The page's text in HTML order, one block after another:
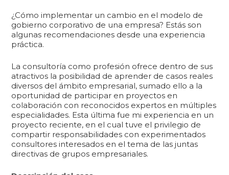
¿Cómo implementar un cambio en el modelo de
gobierno corporativo de una empresa? Estás son
algunas recomendaciones desde una experiencia
práctica.
La consultoría como profesión ofrece dentro de sus
atractivos la posibilidad de aprender de casos reales
diversos del ámbito empresarial, sumado ello a la
oportunidad de participar en proyectos en
colaboración con reconocidos expertos en múltiples
especialidades. Esta última fue mi experiencia en un
proyecto reciente, en el cual tuve el privilegio de
compartir responsabilidades con experimentados
consultores interesados en el tema de las juntas
directivas de grupos empresariales.